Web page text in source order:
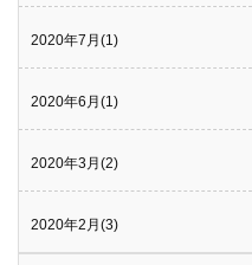
2020年7月(1)
2020年6月(1)
2020年3月(2)
2020年2月(3)